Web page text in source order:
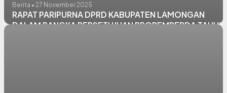
Berita • 27 November 2025
RAPAT PARIPURNA DPRD KABUPATEN LAMONGAN
DALAM RANGKA PERSETUJUAN PROPEMPERDA TAHUN